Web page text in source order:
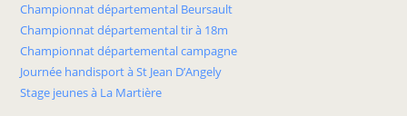
Championnat départemental Beursault
Championnat départemental tir à 18m
Championnat départemental campagne
Journée handisport à St Jean D’Angely
Stage jeunes à La Martière